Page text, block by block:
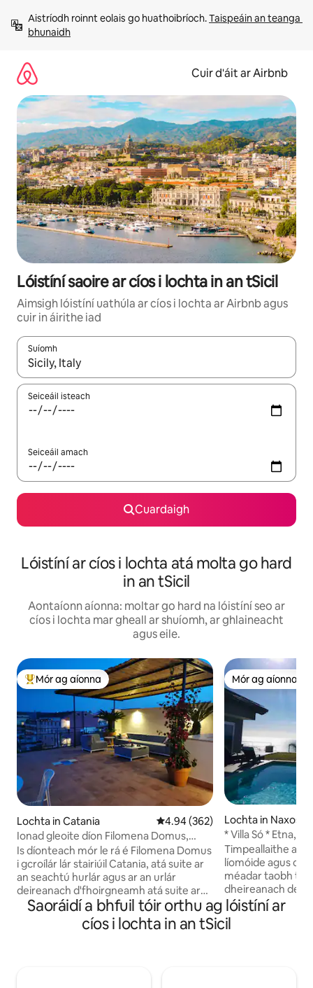
chuig
ábhar
Aistríodh roinnt eolais go huathoibríoch. Taispeáin an teanga
bhunaidh
Cuir d'áit ar Airbnb
Lóistíní saoire ar cíos i lochta in an tSicil
Aimsigh lóistíní uathúla ar cíos i lochta ar Airbnb agus
cuir in áirithe iad
Suíomh
Nuair a bheidh torthaí ar fáil, déan nascleanúint le
Seiceáil isteach
Seiceáil amach
Cuardaigh
Lóistíní ar cíos i lochta atá molta go hard
in an tSicil
Aontaíonn aíonna: moltar go hard na lóistíní seo ar
cíos i lochta mar gheall ar shuíomh, ar ghlaineacht
agus eile.
An-mhór ag aíonna
Mór ag aíonna
Lochta in Catania Meánrátáil 4.94 as 5, 362
4.94 (362)
Ionad gleoite díon Filomena Domus,
Catania
Is díonteach mór le rá é Filomena Domus
i gcroílár lár stairiúil Catania, atá suite ar
an seachtú hurlár agus ar an urlár
deireanach d'fhoirgneamh atá suite ar
an Via Santa Filomena cáiliúil, atá
feistithe le díon mór atá ag breathnú
amach ar an iliomad áiteanna i
Mór ag aíonna
Mór ag aíonna
Lochta in Naxos
* Villa Só * Etna,
Mara le Linn
Timpeallaithe ag
líomóide agus
méadar taobh
dheireanach de
chalafoirt Giardini
bhac ar an
ar an mórthír .
Saoráidí a bhfuil tóir orthu ag lóistíní ar
cíos i lochta in an tSicil